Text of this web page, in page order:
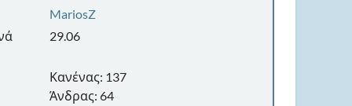
MariosZ
29.06
Κανένας: 137
Άνδρας: 64